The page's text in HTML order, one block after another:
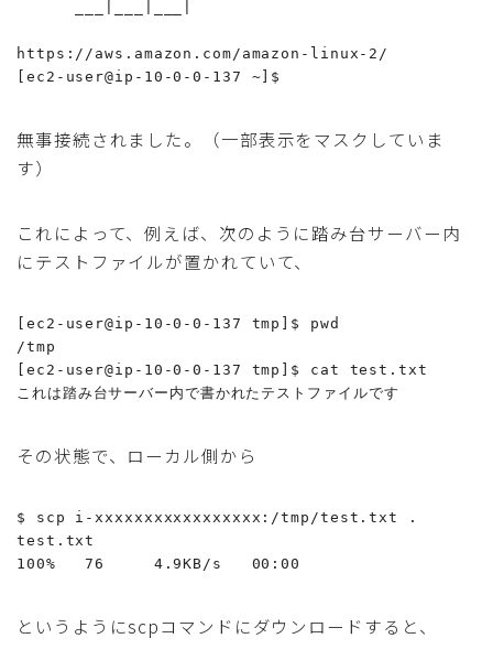
https://aws.amazon.com/amazon-linux-2/
無事接続されました。（一部表示をマスクしていま
す）
これによって、例えば、次のように踏み台サーバー内
にテストファイルが置かれていて、
[ec2-user@ip-10-0-0-137 tmp]$ pwd
/tmp
[ec2-user@ip-10-0-0-137 tmp]$ cat test.txt
その状態で、ローカル側から
$ scp i-xxxxxxxxxxxxxxxxx:/tmp/test.txt .
test.txt
というようにscpコマンドにダウンロードすると、